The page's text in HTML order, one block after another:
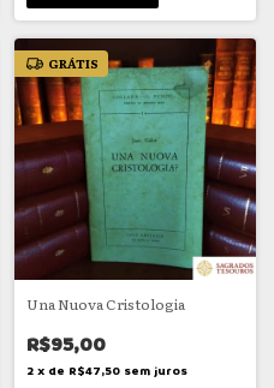
GRÁTIS
Una Nuova Cristologia
R$95,00
2 x de R$47,50 sem juros